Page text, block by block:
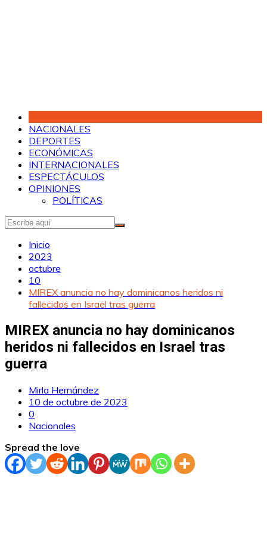
NACIONALES
DEPORTES
ECONÓMICAS
INTERNACIONALES
ESPECTÁCULOS
OPINIONES
POLÍTICAS
Inicio
2023
octubre
10
MIREX anuncia no hay dominicanos heridos ni
fallecidos en Israel tras guerra
MIREX anuncia no hay dominicanos
heridos ni fallecidos en Israel tras
guerra
Mirla Hernández
10 de octubre de 2023
0
Nacionales
Spread the love